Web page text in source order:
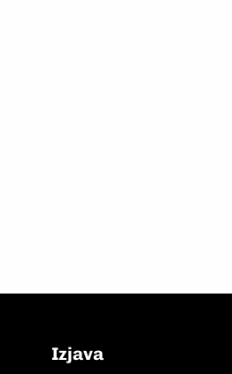
Izjava